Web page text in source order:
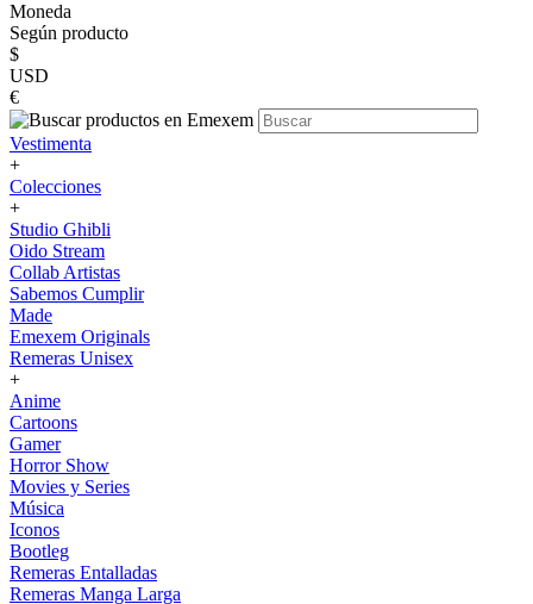
Moneda
Según producto
$
USD
€
Vestimenta
+
Colecciones
+
Studio Ghibli
Oido Stream
Collab Artistas
Sabemos Cumplir
Made
Emexem Originals
Remeras Unisex
+
Anime
Cartoons
Gamer
Horror Show
Movies y Series
Música
Iconos
Bootleg
Remeras Entalladas
Remeras Manga Larga